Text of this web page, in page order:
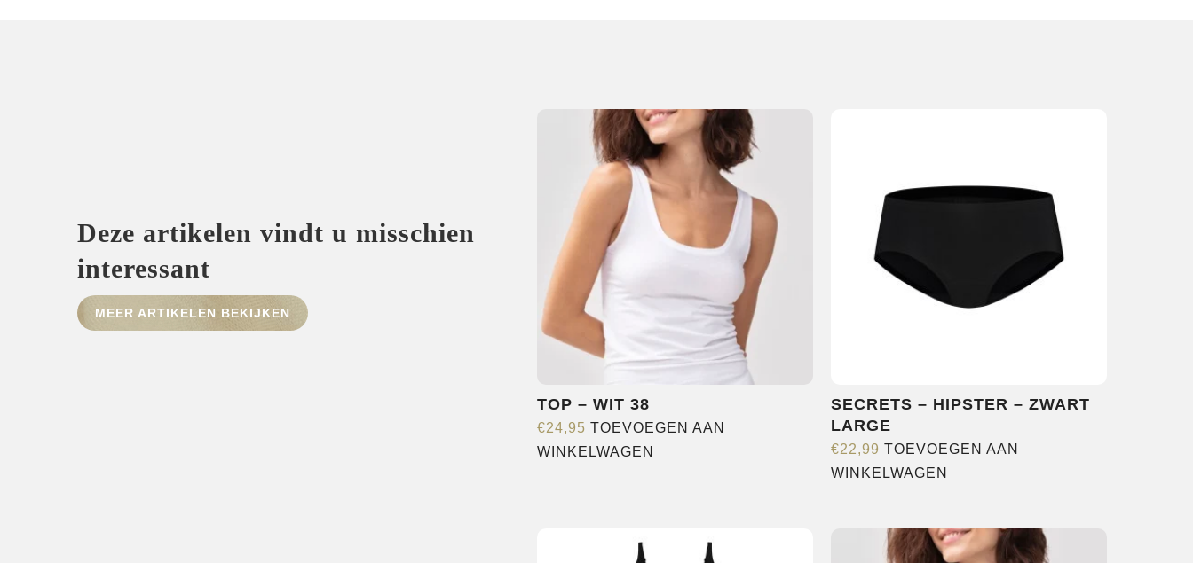
Deze artikelen vindt u misschien
interessant
MEER ARTIKELEN BEKIJKEN
TOP – WIT 38
€24,95 TOEVOEGEN AAN
WINKELWAGEN
SECRETS – HIPSTER – ZWART
LARGE
€22,99 TOEVOEGEN AAN
WINKELWAGEN